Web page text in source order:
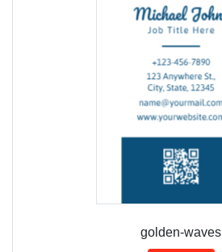
golden-waves